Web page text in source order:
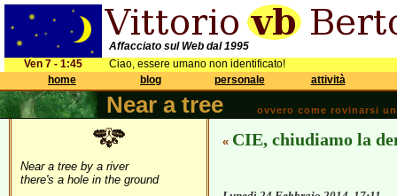
Affacciato sul Web dal 1995
Ven 7 - 1:45
Ciao, essere umano non identificato!
home
blog personale attività
Near a tree ovvero come rovinarsi
Near a tree by a river
there's a hole in the ground
« CIE, chiudiamo la